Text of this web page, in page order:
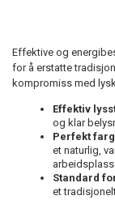
Effektive og
for å erstatte
kompromiss med
Effektiv
og klar
Perfekt
et naturlig,
Standard
et